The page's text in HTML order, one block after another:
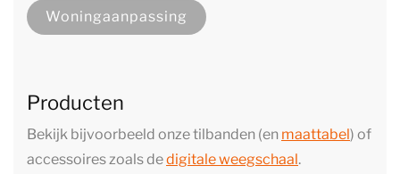
Woningaanpassing
Producten
Bekijk bijvoorbeeld onze tilbanden (en maattabel) of
accessoires zoals dedigitale weegschaal.